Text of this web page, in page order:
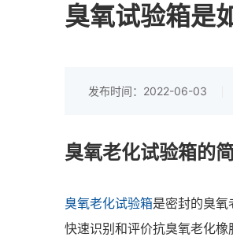
臭氧试验箱是
发布时间：2022-06-03
臭氧老化试验箱的
臭氧老化试验箱是密封的臭氧
快速识别和评价抗臭氧老化